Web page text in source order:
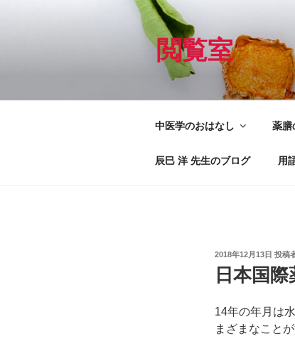
閲覧室
中医学のおはなし 薬膳
辰巳 洋 先生のブログ 用
投
稿
日:
2018年12月13日 投稿
日本国
14年の年月は
まざまなこと